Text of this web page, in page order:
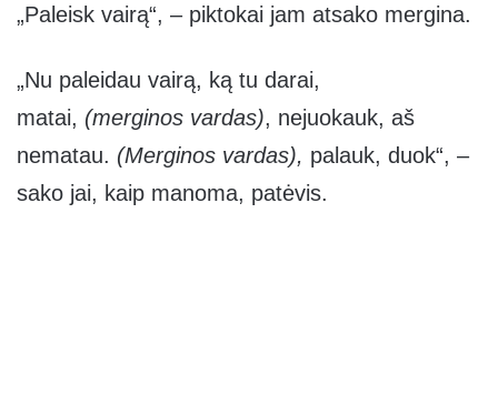
„Paleisk vairą“, – piktokai jam atsako mergina.
„Nu paleidau vairą, ką tu darai,
matai, (merginos vardas), nejuokauk, aš
nematau. (Merginos vardas), palauk, duok“, –
sako jai, kaip manoma, patėvis.